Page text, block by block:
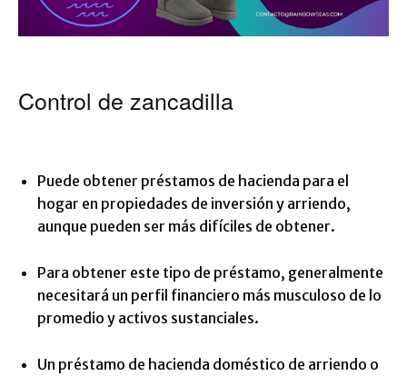
Control de zancadilla
Puede obtener préstamos de hacienda para el
hogar en propiedades de inversión y arriendo,
aunque pueden ser más difíciles de obtener.
Para obtener este tipo de préstamo, generalmente
necesitará un perfil financiero más musculoso de lo
promedio y activos sustanciales.
Un préstamo de hacienda doméstico de arriendo o